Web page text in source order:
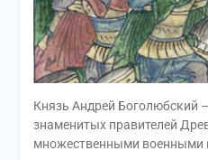
Князь Андрей Боголюбский
знаменитых правителей
множественными военными